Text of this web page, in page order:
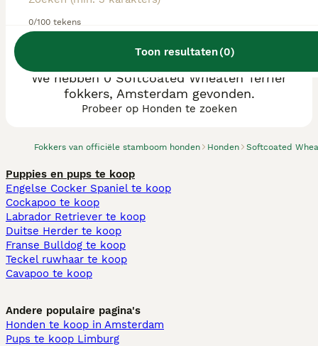
0/100 tekens
Toon resultaten(0)
Fokkers van officiële stamboom honden Honden Softcoated
We hebben 0 Softcoated Wheaten Terriër
fokkers, Amsterdam gevonden.
Probeer op Honden te zoeken
Puppies en pups te koop
Engelse Cocker Spaniel te koop
Cockapoo te koop
Labrador Retriever te koop
Duitse Herder te koop
Franse Bulldog te koop
Teckel ruwhaar te koop
Cavapoo te koop
Andere populaire pagina's
Honden te koop in Amsterdam
Pups te koop Limburg​